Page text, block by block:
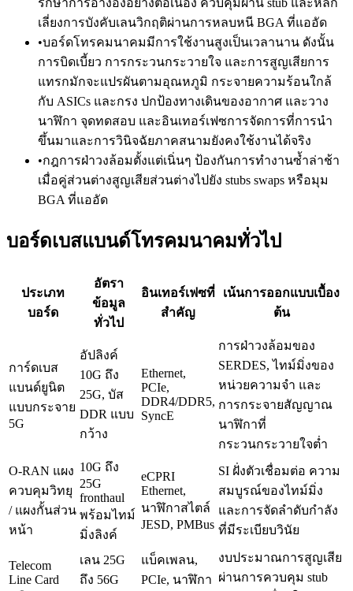
เลี่ยงการบังคับเลนวิกฤติผ่านการหลบหนี BGA ที่แออัด
•บอร์ดโทรคมนาคมมีการใช้งานสูงเป็นเวลานาน ดังนั้น
การบิดเบี้ยว การกระวนกระวายใจ และการสูญเสียการ
แทรกมักจะแปรผันตามอุณหภูมิ กระจายความร้อนใกล้
กับ ASICs และกรง ปกป้องทางเดินของอากาศ และวาง
นาฬิกา จุดทดสอบ และอินเทอร์เฟซการจัดการที่การนำ
ขึ้นมาและการวินิจฉัยภาคสนามยังคงใช้งานได้จริง
•กฎการฝ่าวงล้อมตั้งแต่เนิ่นๆ ป้องกันการทำงานซ้ำล่าช้า
เมื่อคู่ส่วนต่างสูญเสียส่วนต่างไปยัง stubs swaps หรือมุม
BGA ที่แออัด
บอร์ดเบสแบนด์โทรคมนาคมทั่วไป
ประเภท
บอร์ด
อัตรา
ข้อมูล
ทั่วไป
อินเทอร์เฟซที่
สำคัญ
เน้นการออกแบบเบื้อง
ต้น
การ์ดเบส
แบนด์ยูนิต
แบบกระจาย
5G
อัปลิงค์
10G ถึง
25G, บัส
DDR แบบ
กว้าง
Ethernet,
PCIe,
DDR4/DDR5,
SyncE
การฝ่าวงล้อมของ
SERDES, ไทม์มิ่งของ
หน่วยความจำ และ
การกระจายสัญญาณ
นาฬิกาที่
กระวนกระวายใจต่ำ
O-RAN แผง
ควบคุมวิทยุ
/ แผงกั้นส่วน
หน้า
10G ถึง
25G
fronthaul
พร้อมไทม์
มิ่งลิงค์
eCPRI
Ethernet,
นาฬิกาสไตล์
JESD, ​​PMBus
SI ฝั่งตัวเชื่อมต่อ ความ
สมบูรณ์ของไทม์มิ่ง
และการจัดลำดับกำลัง
ที่มีระเบียบวินัย
Telecom
Line Card
เลน 25G
ถึง 56G
แบ็คเพลน,
PCIe, นาฬิกา
งบประมาณการสูญเสีย
ผ่านการควบคุม stub